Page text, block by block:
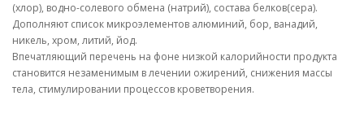
(хлор), водно-солевого обмена (натрий), состава белков(сера).
Дополняют список микроэлементов алюминий, бор, ванадий,
никель, хром, литий, йод.
Впечатляющий перечень на фоне низкой калорийности продукта
становится незаменимым в лечении ожирений, снижения массы
тела, стимулировании процессов кроветворения.